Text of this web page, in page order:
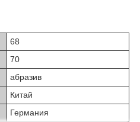
68
70
абразив
Китай
Германия